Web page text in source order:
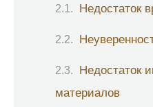
Недостаток
Недостаток
материалов